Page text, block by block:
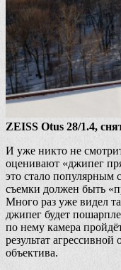
ZEISS Otus 28/1.4,
И уже никто не
оценивают «джипег
это стало популярным
съемки должен быть
Много раз уже видел
джипег будет
по нему камера
результат агрессивной
объектива.